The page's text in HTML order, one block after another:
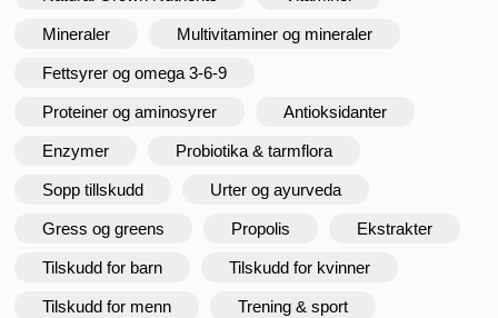
Mineraler Multivitaminer og mineraler
Fettsyrer og omega 3-6-9
Proteiner og aminosyrer Antioksidanter
Enzymer Probiotika & tarmflora
Sopp tillskudd Urter og ayurveda
Gress og greens Propolis Ekstrakter
Tilskudd for barn Tilskudd for kvinner
Tilskudd for menn Trening & sport